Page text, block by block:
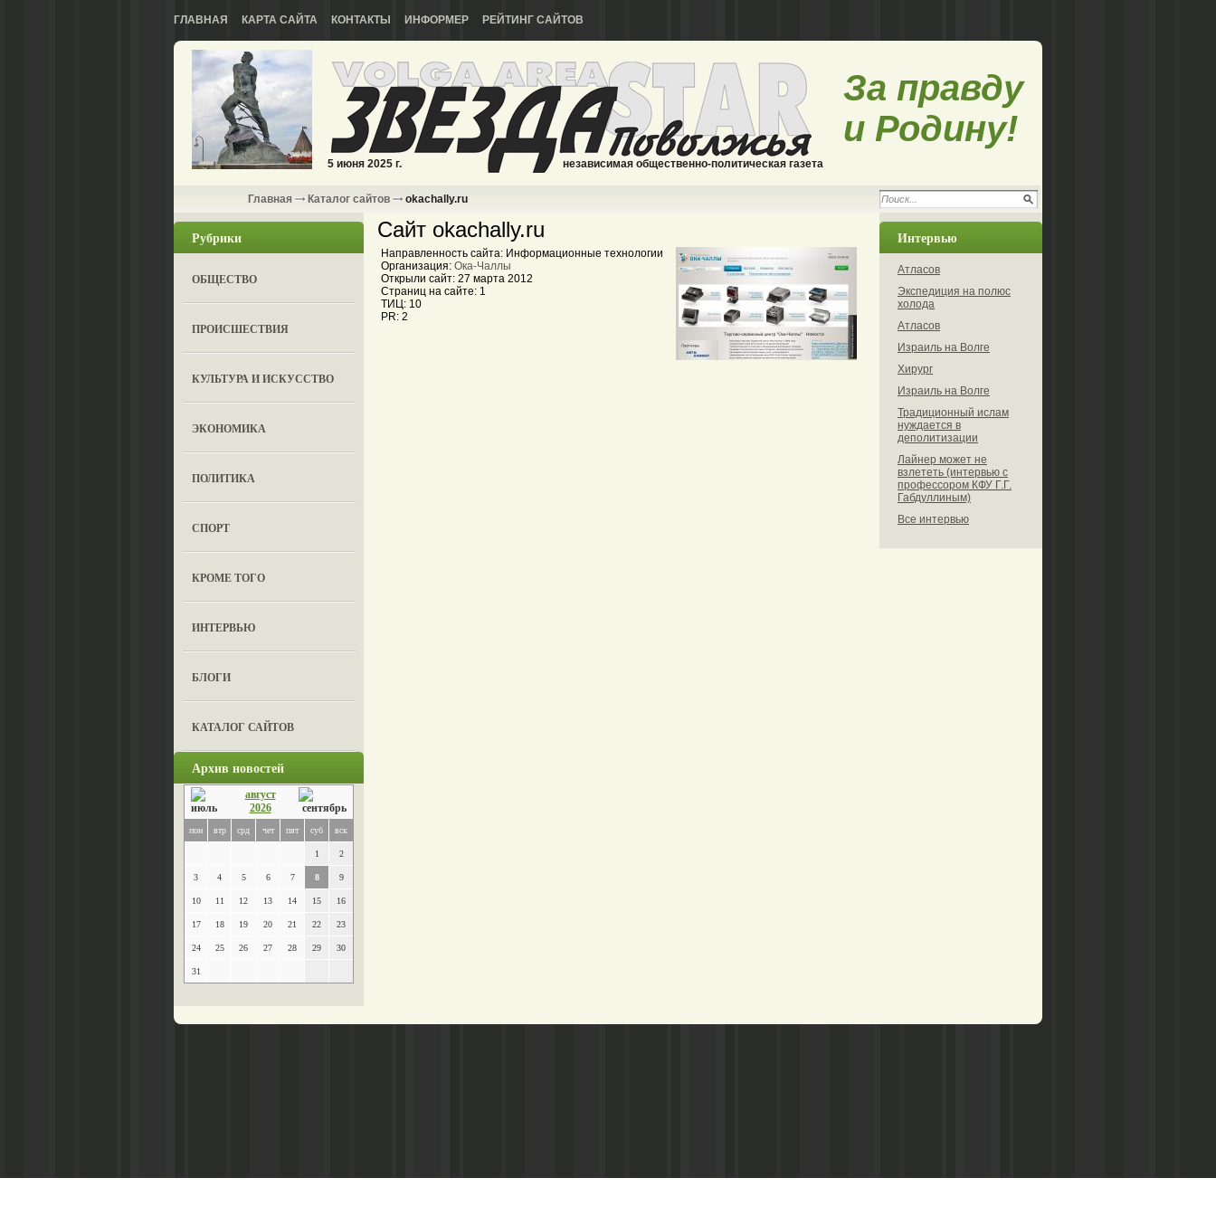
ГЛАВНАЯ КАРТА САЙТА КОНТАКТЫ ИНФОРМЕР РЕЙТИНГ САЙТОВ
5 июня 2025 г. независимая общественно-политическая газета
За правду
и Родину!
Главная Каталог сайтов okachally.ru
Рубрики
ОБЩЕСТВО
ПРОИСШЕСТВИЯ
КУЛЬТУРА И ИСКУССТВО
ЭКОНОМИКА
ПОЛИТИКА
СПОРТ
КРОМЕ ТОГО
ИНТЕРВЬЮ
БЛОГИ
КАТАЛОГ САЙТОВ
Архив новостей
август
2026
пон втр срд чет пят суб вск
1 2
3 4 5 6 7 8 9
10 11 12 13 14 15 16
17 18 19 20 21 22 23
24 25 26 27 28 29 30
31
Сайт okachally.ru
Направленность сайта: Информационные технологии
Организация: Ока-Чаллы
Открыли сайт: 27 марта 2012
Страниц на сайте: 1
ТИЦ: 10
PR: 2
Интервью
Атласов
Экспедиция на полюс
холода
Атласов
Израиль на Волге
Хирург
Израиль на Волге
Традиционный ислам
нуждается в
деполитизации
Лайнер может не
взлететь (интервью с
профессором КФУ Г.Г.
Габдуллиным)
Все интервью